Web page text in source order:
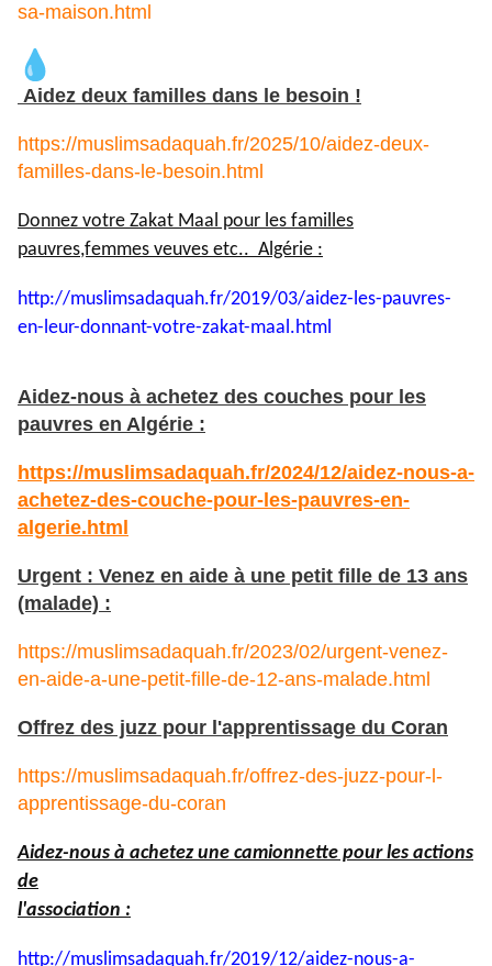
sa-maison.html
Aidez deux familles dans le besoin !
https://muslimsadaquah.fr/2025/10/aidez-deux-
familles-dans-le-besoin.html
Donnez votre Zakat Maal pour les familles
pauvres,femmes veuves etc.. Algérie :
http://muslimsadaquah.fr/2019/03/aidez-les-pauvres-
en-leur-donnant-votre-zakat-maal.html
Aidez-nous à achetez des couches pour les
pauvres en Algérie :
https://muslimsadaquah.fr/2024/12/aidez-nous-a-
achetez-des-couche-pour-les-pauvres-en-
algerie.html
Urgent : Venez en aide à une petit fille de 13 ans
(malade) :
https://muslimsadaquah.fr/2023/02/urgent-venez-
en-aide-a-une-petit-fille-de-12-ans-malade.html
Offrez des juzz pour l'apprentissage du Coran
https://muslimsadaquah.fr/offrez-des-juzz-pour-l-
apprentissage-du-coran
Aidez-nous à achetez une camionnette pour les actions
de
l'association :
http://muslimsadaquah.fr/2019/12/aidez-nous-a-